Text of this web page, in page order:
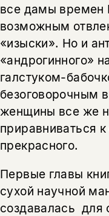
все дамы времен
возможным
«изыски». Но и
«андрогинного»
галстуком-
безоговорочным
женщины все же
приравниваться
прекрасного.
Первые главы
сухой научной
создавалась для
Этой
нет в